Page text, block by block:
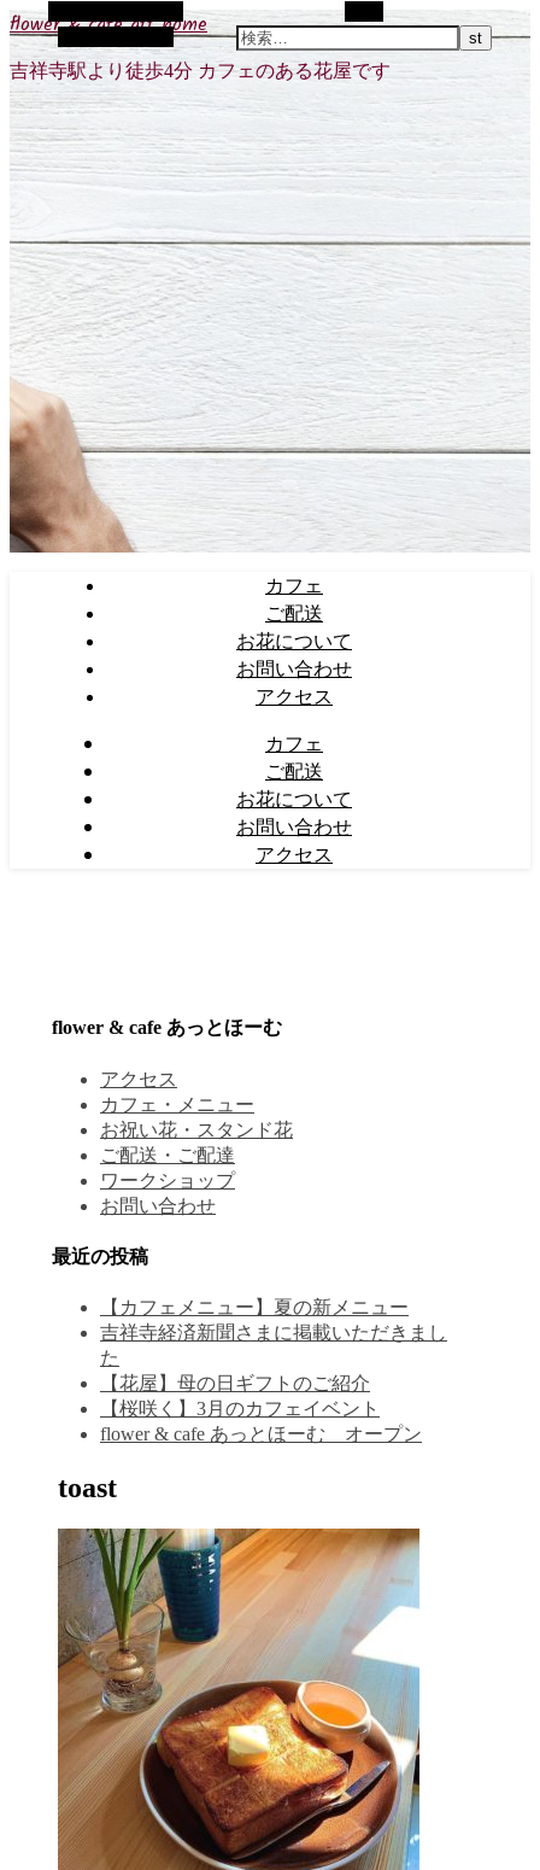
flower & cafe att home
吉祥寺駅より徒歩4分 カフェのある花屋です
カフェ
ご配送
お花について
お問い合わせ
アクセス
カフェ
ご配送
お花について
お問い合わせ
アクセス
flower & cafe あっとほーむ
アクセス
カフェ・メニュー
お祝い花・スタンド花
ご配送・ご配達
ワークショップ
お問い合わせ
最近の投稿
【カフェメニュー】夏の新メニュー
吉祥寺経済新聞さまに掲載いただきまし
た
【花屋】母の日ギフトのご紹介
【桜咲く】3月のカフェイベント
flower & cafe あっとほーむ オープン
toast